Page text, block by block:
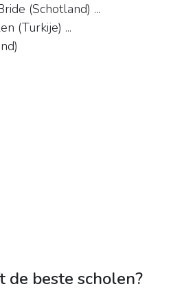
(Schotland) ...
(Turkije) ...
beste scholen?